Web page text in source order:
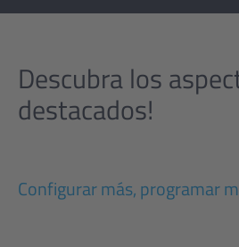
Descubra los
destacados!
Configurar más, programar